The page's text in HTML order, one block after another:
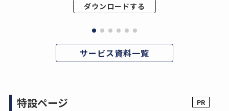
ダウンロードする
サービス資料一覧
特設ページ